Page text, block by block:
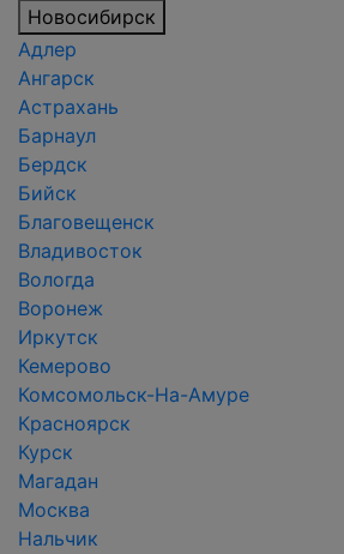
Новосибирск
Адлер
Ангарск
Астрахань
Барнаул
Бердск
Бийск
Благовещенск
Владивосток
Вологда
Воронеж
Иркутск
Кемерово
Комсомольск-На-Амуре
Красноярск
Курск
Магадан
Москва
Нальчик